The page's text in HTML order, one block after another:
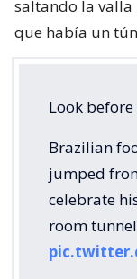
saltando la
que había un
Look
Brazilian
jumped
celebrate
room